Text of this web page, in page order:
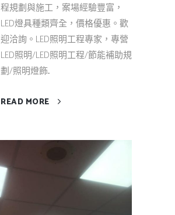
程規劃與施工，案場經驗豐富，
LED燈具種類齊全，價格優惠。歡
迎洽詢。LED照明工程專家，專營
LED照明/LED照明工程/節能補助規
劃/照明燈飾...
READ MORE